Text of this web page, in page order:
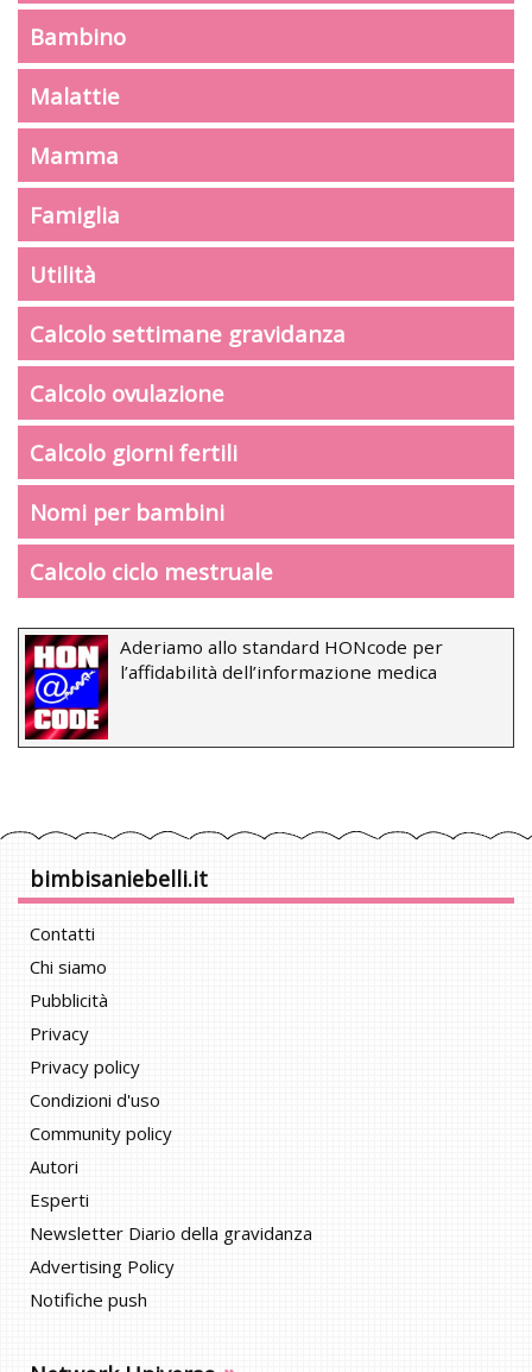
Bambino
Malattie
Mamma
Famiglia
Utilità
Calcolo settimane gravidanza
Calcolo ovulazione
Calcolo giorni fertili
Nomi per bambini
Calcolo ciclo mestruale
Aderiamo allo standard HONcode per
l’affidabilità dell’informazione medica
bimbisaniebelli.it
Contatti
Chi siamo
Pubblicità
Privacy
Privacy policy
Condizioni d'uso
Community policy
Autori
Esperti
Newsletter Diario della gravidanza
Advertising Policy
Notifiche push